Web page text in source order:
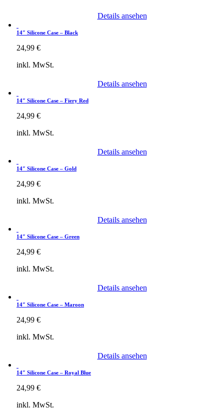
Details ansehen
14″ Silicone Case – Black
24,99 €
inkl. MwSt.
Details ansehen
14″ Silicone Case – Fiery Red
24,99 €
inkl. MwSt.
Details ansehen
14″ Silicone Case – Gold
24,99 €
inkl. MwSt.
Details ansehen
14″ Silicone Case – Green
24,99 €
inkl. MwSt.
Details ansehen
14″ Silicone Case – Maroon
24,99 €
inkl. MwSt.
Details ansehen
14″ Silicone Case – Royal Blue
24,99 €
inkl. MwSt.